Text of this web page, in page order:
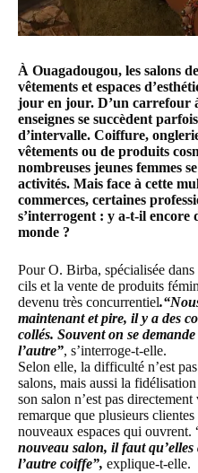
À Ouagadougou, les salons
vêtements et espaces
jour en jour. D’un carrefour
enseignes se succèdent
d’intervalle. Coiffure,
vêtements ou de produits
nombreuses jeunes femmes
activités. Mais face à cette
commerces, certaines
s’interrogent : y a-t-il encore
monde ?
Pour O. Birba, spécialisée
cils et la vente de produits
devenu très concurrentiel
maintenant et pire, il y a des
collés. Souvent on se
l’autre”, s’interroge-t-elle.
Selon elle, la difficulté n’est
salons, mais aussi la
son salon n’est pas
remarque que plusieurs clientes
nouveaux espaces qui ouvrent.
nouveau salon, il faut
l’autre coiffe”, explique-t-elle.